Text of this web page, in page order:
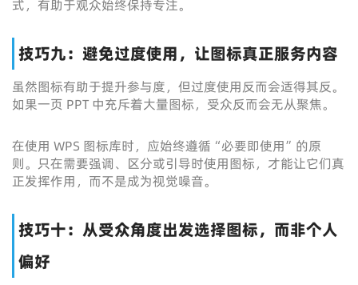
式，有助于观众始终保持专注。
技巧九：避免过度使用，让图标真正服务内容
虽然图标有助于提升参与度，但过度使用反而会适得其反。
如果一页 PPT 中充斥着大量图标，受众反而会无从聚焦。
在使用 WPS 图标库时，应始终遵循“必要即使用”的原
则。只在需要强调、区分或引导时使用图标，才能让它们真
正发挥作用，而不是成为视觉噪音。
技巧十：从受众角度出发选择图标，而非个人
偏好